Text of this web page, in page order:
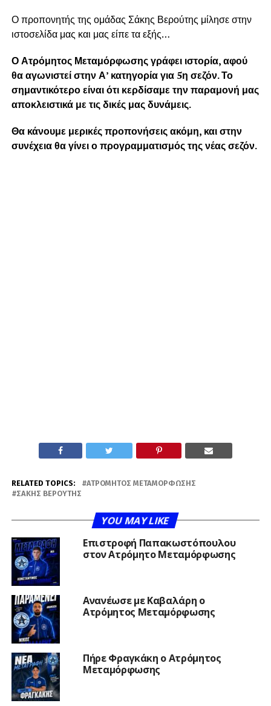
Ο προπονητής της ομάδας Σάκης Βερούτης μίλησε στην
ιστοσελίδα μας και μας είπε τα εξής…
Ο Ατρόμητος Μεταμόρφωσης γράφει ιστορία, αφού
θα αγωνιστεί στην Α’ κατηγορία για 5η σεζόν. Το
σημαντικότερο είναι ότι κερδίσαμε την παραμονή μας
αποκλειστικά με τις δικές μας δυνάμεις.
Θα κάνουμε μερικές προπονήσεις ακόμη, και στην
συνέχεια θα γίνει ο προγραμματισμός της νέας σεζόν.
RELATED TOPICS:
ΑΤΡΌΜΗΤΟΣ ΜΕΤΑΜΌΡΦΩΣΗΣ
ΣΆΚΗΣ ΒΕΡΟΎΤΗΣ
YOU MAY LIKE
Επιστροφή Παπακωστόπουλου
στον Ατρόμητο Μεταμόρφωσης
Ανανέωσε με Καβαλάρη ο
Ατρόμητος Μεταμόρφωσης
Πήρε Φραγκάκη ο Ατρόμητος
Μεταμόρφωσης